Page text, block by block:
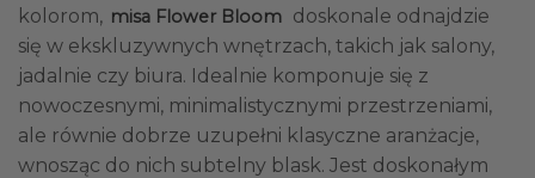
kolorom, misa Flower Bloom doskonale odnajdzie
się w ekskluzywnych wnętrzach, takich jak salony,
jadalnie czy biura. Idealnie komponuje się z
nowoczesnymi, minimalistycznymi przestrzeniami,
ale równie dobrze uzupełni klasyczne aranżacje,
wnosząc do nich subtelny blask. Jest doskonałym